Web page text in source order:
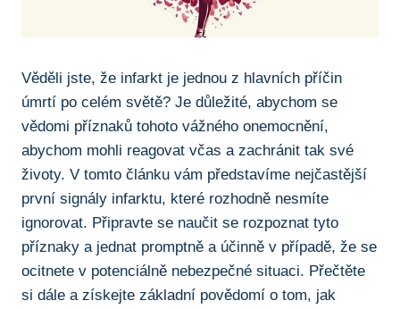
Věděli jste, že infarkt je jednou z⁤ hlavních příčin
úmrtí po ‌celém světě? Je důležité, abychom se
vědomi příznaků tohoto ​vážného⁤ onemocnění, ​
abychom mohli reagovat včas a zachránit tak své
životy. ‌V tomto článku vám představíme nejčastější
první⁣ signály infarktu, které rozhodně nesmíte
ignorovat. Připravte se‌ naučit se rozpoznat ⁣tyto
příznaky‍ a⁤ jednat promptně a⁣ účinně v ⁣případě, že ⁣se
ocitnete ​v potenciálně nebezpečné situaci. ⁢Přečtěte
⁢si⁣ dále a​ získejte základní ​povědomí‌ o tom, jak